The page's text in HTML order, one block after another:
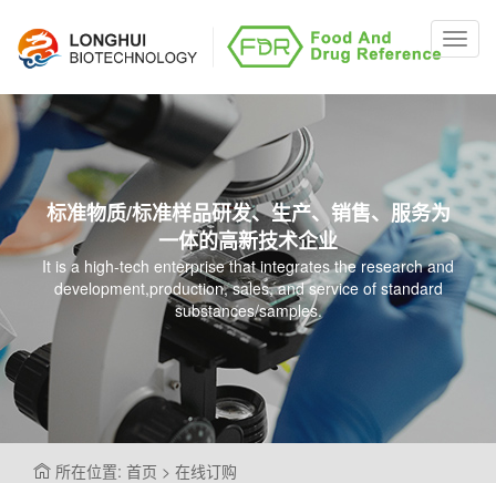
标准物质/标准样品研发、生产、销售、服务为
一体的高新技术企业
It is a high-tech enterprise that integrates the research and
development,production, sales, and service of standard
substances/samples.
所在位置: 首页 > 在线订购